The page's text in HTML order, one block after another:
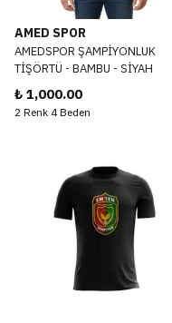
AMED SPOR
AMEDSPOR ŞAMPİYONLUK
TİŞÖRTÜ - BAMBU - SİYAH
₺ 1,000.00
2 Renk 4 Beden